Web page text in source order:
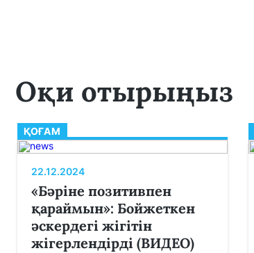
Оқи отырыңыз
ҚОҒАМ
22.12.2024
«Бәріне позитивпен
қараймын»: Бойжеткен
әскердегі жігітін
жігерлендірді (ВИДЕО)